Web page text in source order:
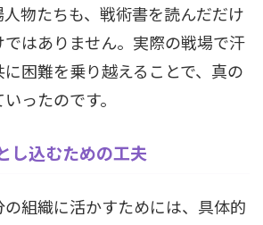
物たちも、戦術書を読んだだけ
はありません。実際の戦場で汗
困難を乗り越えることで、真の
ったのです。
し込むための工夫
組織に活かすためには、具体的